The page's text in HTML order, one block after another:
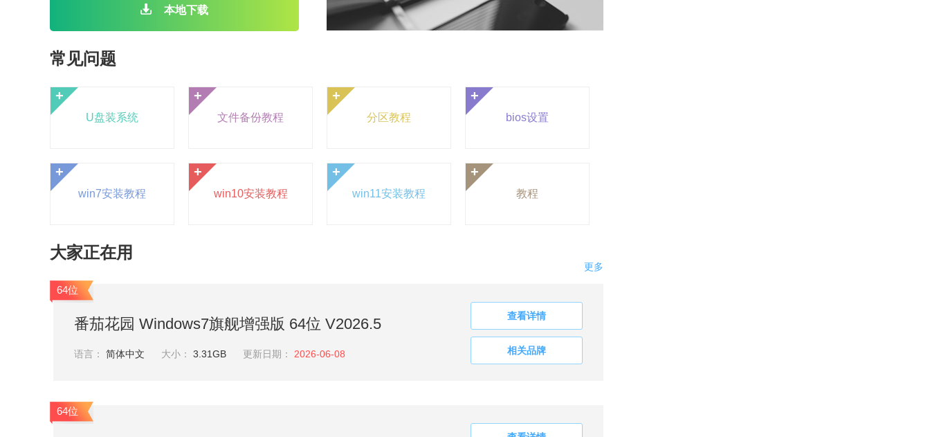
本地下载
常见问题
+
U盘装系统
+
文件备份教程
+
分区教程
+
bios设置
+
win7安装教程
+
win10安装教程
+
win11安装教程
+
教程
大家正在用
更多
64位
番茄花园 Windows7旗舰增强版 64位 V2026.5
语言： 简体中文 大小： 3.31GB 更新日期： 2026-06-08
查看详情
相关品牌
64位